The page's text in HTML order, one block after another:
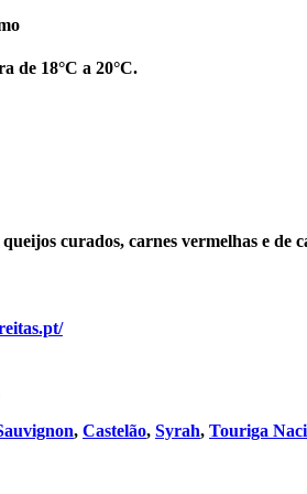
de 18°C a 20°C.
curados, carnes vermelhas e de
, Castelão, Syrah, Touriga